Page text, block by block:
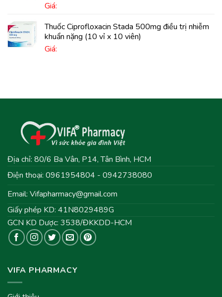
Giá:
Thuốc Ciprofloxacin Stada 500mg điều trị nhiễm
khuẩn nặng (10 vỉ x 10 viên)
Giá:
Địa chỉ: 80/6 Ba Vân, P14, Tân Bình, HCM
Điện thoại: 0961954804 - 0942738080
Email: Vifapharmacy@gmail.com
Giấy phép KD: 41N8029489G
GCN KD Dược: 3538/ĐKKDD-HCM
VIFA PHARMACY